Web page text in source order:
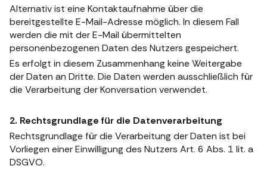
Alternativ ist eine Kontaktaufnahme über die
bereitgestellte E-Mail-Adresse möglich. In diesem Fall
werden die mit der E-Mail übermittelten
personenbezogenen Daten des Nutzers gespeichert.
Es erfolgt in diesem Zusammenhang keine Weitergabe
der Daten an Dritte. Die Daten werden ausschließlich für
die Verarbeitung der Konversation verwendet.
2. Rechtsgrundlage für die Datenverarbeitung
Rechtsgrundlage für die Verarbeitung der Daten ist bei
Vorliegen einer Einwilligung des Nutzers Art. 6 Abs. 1 lit. a
DSGVO.